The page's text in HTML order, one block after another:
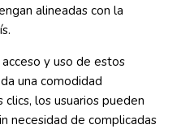
alineadas con la
y uso de estos
una comodidad
los usuarios pueden
necesidad de complicadas